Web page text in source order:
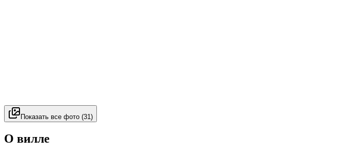
Показать все фото (31)
О вилле